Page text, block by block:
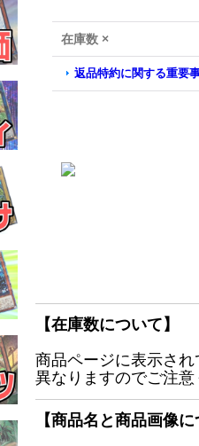
在庫数 ×
返品特約に関する重要
【在庫数について】
商品ページに表示さ
異なりますのでご注意
【商品名と商品画像に